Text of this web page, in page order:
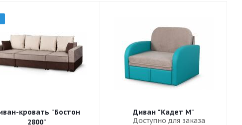
кровать "Бостон
2800"
Диван "Кадет М"
Доступно для заказа